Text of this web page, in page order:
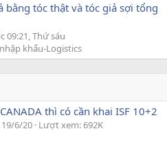
bằng tóc thật và tóc giả sợi tổng
09:21, Thứ sáu
khẩu-Logistics
thì có cần khai ISF 10+2
19/6/20 Lượt xem: 692K